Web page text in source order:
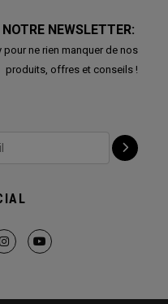
NEWSLETTER:
ne rien manquer de nos
produits, offres et conseils !